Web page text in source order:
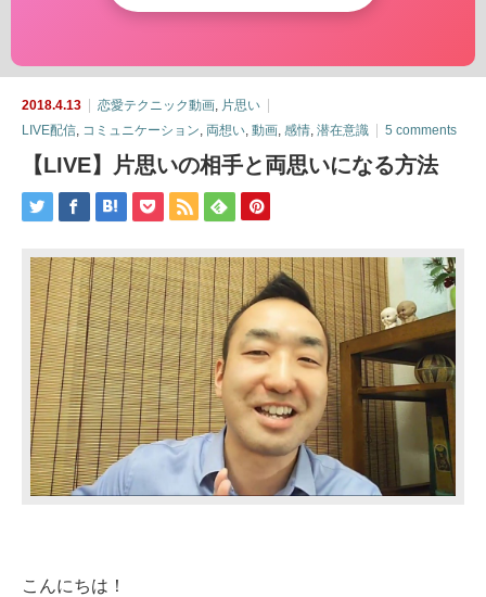
2018.4.13 恋愛テクニック動画 片思い
LIVE配信 コミュニケーション 両想い 動画 感情 潜在意識 5 comments
【LIVE】片思いの相手と両思いになる方法
こんにちは！